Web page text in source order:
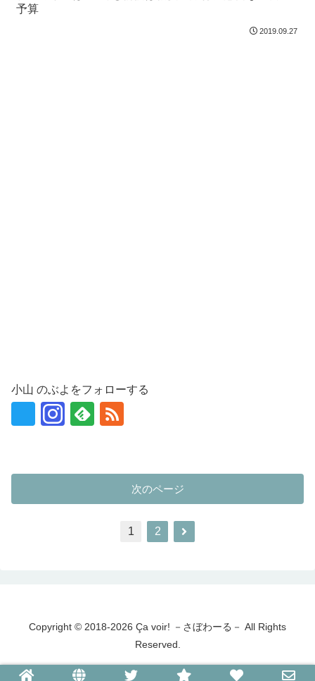
予算
2019.09.27
小山 のぶよをフォローする
次のページ
1 2
次
Copyright © 2018-2026 Ça voir! －さぼわーる－ All Rights
Reserved.